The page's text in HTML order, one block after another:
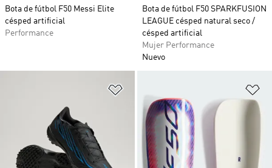
Bota de fútbol F50 Messi Elite
césped artificial
Performance
Bota de fútbol F50 SPARKFUSION
LEAGUE césped natural seco /
césped artificial
Mujer Performance
Nuevo